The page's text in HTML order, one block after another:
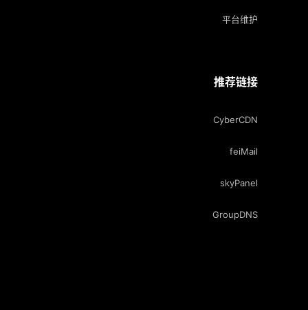
平台维护
推荐链接
CyberCDN
feiMail
skyPanel
GroupDNS